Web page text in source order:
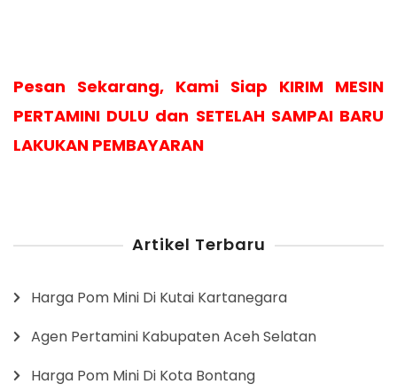
Pesan Sekarang, Kami Siap KIRIM MESIN
PERTAMINI DULU dan SETELAH SAMPAI BARU
LAKUKAN PEMBAYARAN
Artikel Terbaru
Harga Pom Mini Di Kutai Kartanegara
Agen Pertamini Kabupaten Aceh Selatan
Harga Pom Mini Di Kota Bontang